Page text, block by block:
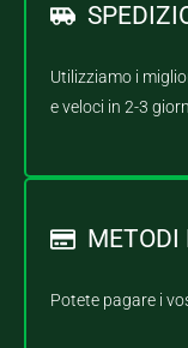
Utilizziamo i
e veloci in 2-3
METODI
Potete pagare i